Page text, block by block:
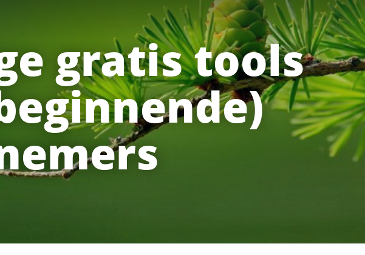
gratis tools
Telefoonnummer*
Recaptcha